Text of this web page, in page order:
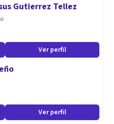
Gutierrez Tellez
Ver perfil
Ver perfil